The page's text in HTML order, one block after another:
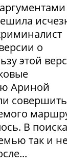
о
этой
Ариной
совершить
В
так и